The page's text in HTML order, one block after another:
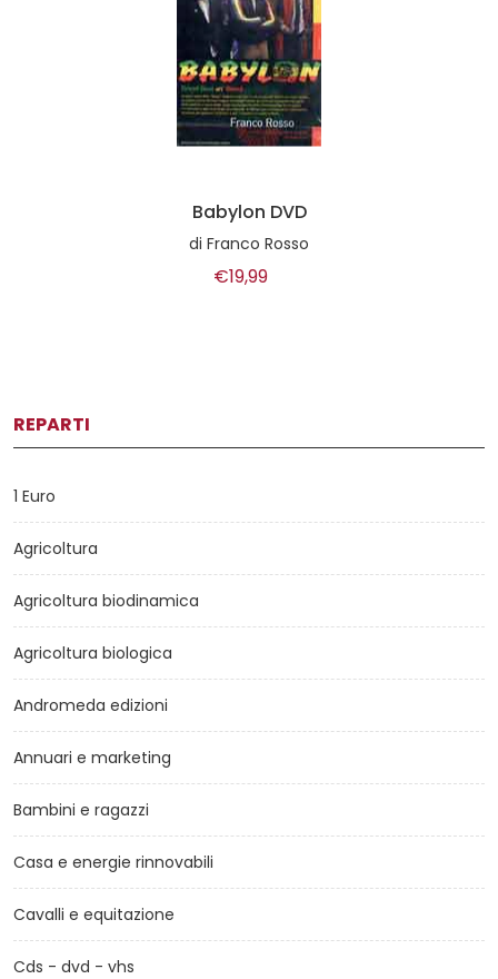
Babylon DVD
di Franco Rosso
€19,99
REPARTI
1 Euro
Agricoltura
Agricoltura biodinamica
Agricoltura biologica
Andromeda edizioni
Annuari e marketing
Bambini e ragazzi
Casa e energie rinnovabili
Cavalli e equitazione
Cds - dvd - vhs